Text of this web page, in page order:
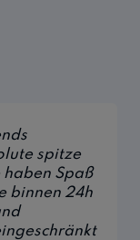
spitze
haben Spaß
binnen 24h